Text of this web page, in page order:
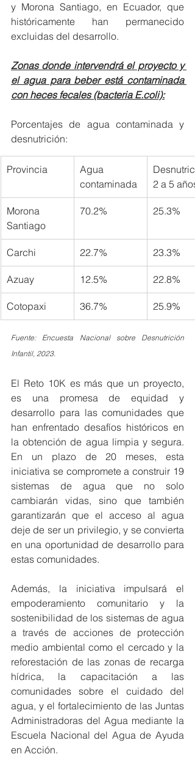
y Morona Santiago, en Ecuador, que
históricamente han permanecido
excluidas del desarrollo.
Zonas donde intervendrá el proyecto y
el agua para beber está contaminada
con heces fecales (bacteria E.coli):
Porcentajes de agua contaminada y
desnutrición:
Provincia
Agua
contaminada
2 a 5 años
Morona
Santiago
70.2% 25.3%
Carchi 22.7% 23.3%
Azuay 12.5% 22.8%
Cotopaxi 36.7% 25.9%
Fuente: Encuesta Nacional sobre Desnutrición
Infantil, 2023.
El Reto 10K es más que un proyecto,
es una promesa de equidad y
desarrollo para las comunidades que
han enfrentado desafíos históricos en
la obtención de agua limpia y segura.
En un plazo de 20 meses, esta
iniciativa se compromete a construir 19
sistemas de agua que no solo
cambiarán vidas, sino que también
garantizarán que el acceso al agua
deje de ser un privilegio, y se convierta
en una oportunidad de desarrollo para
estas comunidades.
Además, la iniciativa impulsará el
empoderamiento comunitario y la
sostenibilidad de los sistemas de agua
a través de acciones de protección
medio ambiental como el cercado y la
reforestación de las zonas de recarga
hídrica, la capacitación a las
comunidades sobre el cuidado del
agua, y el fortalecimiento de las Juntas
Administradoras del Agua mediante la
Escuela Nacional del Agua de Ayuda
en Acción.